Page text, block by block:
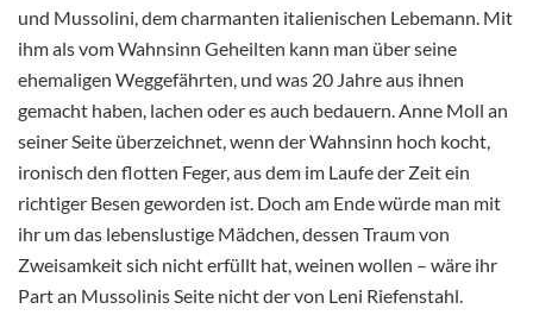
und Mussolini, dem charmanten italienischen Lebemann. Mit
ihm als vom Wahnsinn Geheilten kann man über seine
ehemaligen Weggefährten, und was 20 Jahre aus ihnen
gemacht haben, lachen oder es auch bedauern. Anne Moll an
seiner Seite überzeichnet, wenn der Wahnsinn hoch kocht,
ironisch den flotten Feger, aus dem im Laufe der Zeit ein
richtiger Besen geworden ist. Doch am Ende würde man mit
ihr um das lebenslustige Mädchen, dessen Traum von
Zweisamkeit sich nicht erfüllt hat, weinen wollen – wäre ihr
Part an Mussolinis Seite nicht der von Leni Riefenstahl.